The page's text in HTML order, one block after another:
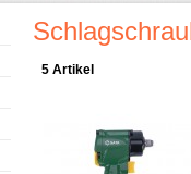
5 Artikel